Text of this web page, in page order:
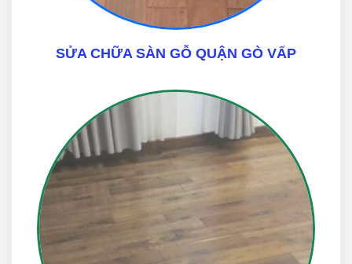
SỬA CHỮA SÀN GỖ QUẬN GÒ VẤP